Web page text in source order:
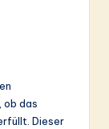
ob das
Dieser